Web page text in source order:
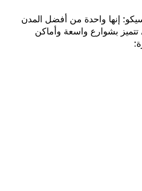
إنها واحدة من أفضل المدن
بشوارع واسعة وأماكن